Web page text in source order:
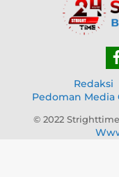
Redaksi
Pedoman Media
© 2022